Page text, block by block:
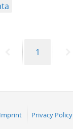
PreviousPage
1
Imprint Privacy Policy